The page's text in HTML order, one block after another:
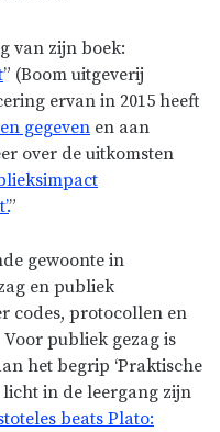
van zijn boek:
” (Boom uitgeverij
ervan in 2015 heeft
gegeven en aan
over de uitkomsten
”
gewoonte in
en publiek
codes, protocollen en
publiek gezag is
het begrip ‘Praktische
licht in de leergang zijn
beats Plato: